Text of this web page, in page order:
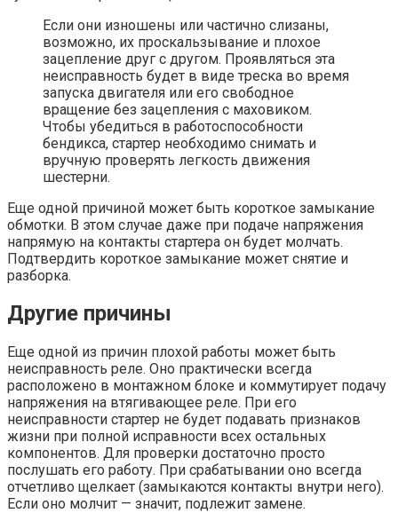
Если они изношены или частично слизаны,
возможно, их проскальзывание и плохое
зацепление друг с другом. Проявляться эта
неисправность будет в виде треска во время
запуска двигателя или его свободное
вращение без зацепления с маховиком.
Чтобы убедиться в работоспособности
бендикса, стартер необходимо снимать и
вручную проверять легкость движения
шестерни.
Еще одной причиной может быть короткое замыкание
обмотки. В этом случае даже при подаче напряжения
напрямую на контакты стартера он будет молчать.
Подтвердить короткое замыкание может снятие и
разборка.
Другие причины
Еще одной из причин плохой работы может быть
неисправность реле. Оно практически всегда
расположено в монтажном блоке и коммутирует подачу
напряжения на втягивающее реле. При его
неисправности стартер не будет подавать признаков
жизни при полной исправности всех остальных
компонентов. Для проверки достаточно просто
послушать его работу. При срабатывании оно всегда
отчетливо щелкает (замыкаются контакты внутри него).
Если оно молчит — значит, подлежит замене.